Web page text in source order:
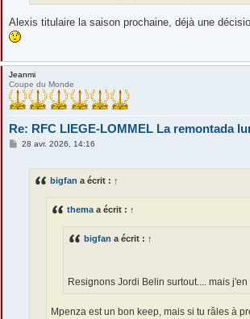
Alexis titulaire la saison prochaine, déjà une
Jeanmi
Coupe du Monde
Re: RFC LIEGE-LOMMEL La remontada
M28 avr. 2026, 14:16
bigfan a écrit : ↑
thema a écrit : ↑
bigfan a écrit : ↑
Resignons Jordi Belin surtout.... mais j'en
Mpenza est un bon keep, mais si tu râles à